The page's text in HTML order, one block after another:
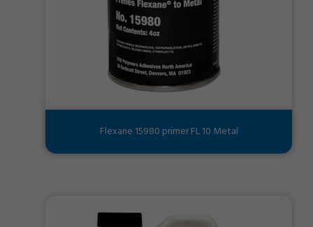
Flexane 15980 primer FL 10 Metal